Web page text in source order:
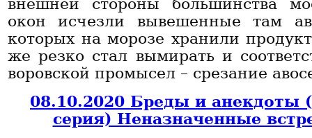
внешней стороны большинства
окон исчезли вывешенные там
которых на морозе хранили
же резко стал вымирать и
воровской промысел – срезание
08.10.2020 Бреды и анекдоты
серия) Неназначенные